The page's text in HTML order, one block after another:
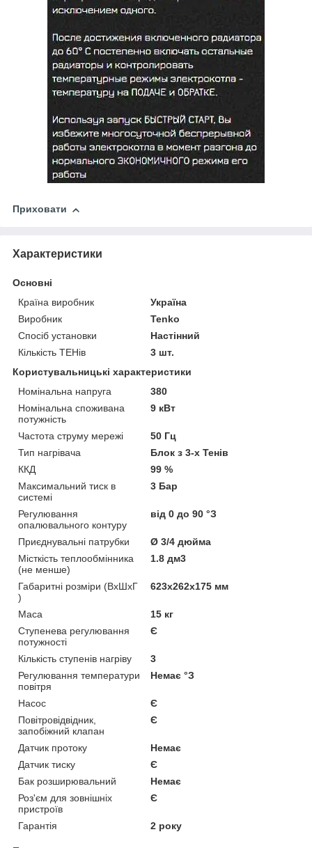
Приховати
Характеристики
Основні
Країна виробник
Україна
Виробник
Tenko
Спосіб установки
Настінний
Кількість ТЕНів
3 шт.
Користувальницькі характеристики
Номінальна напруга
380
Номінальна споживана
потужність
9 кВт
Частота струму мережі
50 Гц
Тип нагрівача
Блок з 3-х Тенів
ККД
99 %
Максимальний тиск в
системі
3 Бар
Регулювання
опалювального контуру
від 0 до 90 °З
Приєднувальні патрубки
Ø 3/4 дюйма
Місткість теплообмінника
(не менше)
1.8 дм3
Габаритні розміри (ВхШхГ
)
623х262х175 мм
Маса
15 кг
Ступенева регулювання
потужності
Є
Кількість ступенів нагріву
3
Регулювання температури
повітря
Немає °З
Насос
Є
Повітровідвідник,
запобіжний клапан
Є
Датчик протоку
Немає
Датчик тиску
Є
Бак розширювальний
Немає
Роз'єм для зовнішніх
пристроїв
Є
Гарантія 2 року